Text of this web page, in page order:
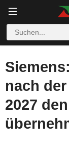
nach
2027